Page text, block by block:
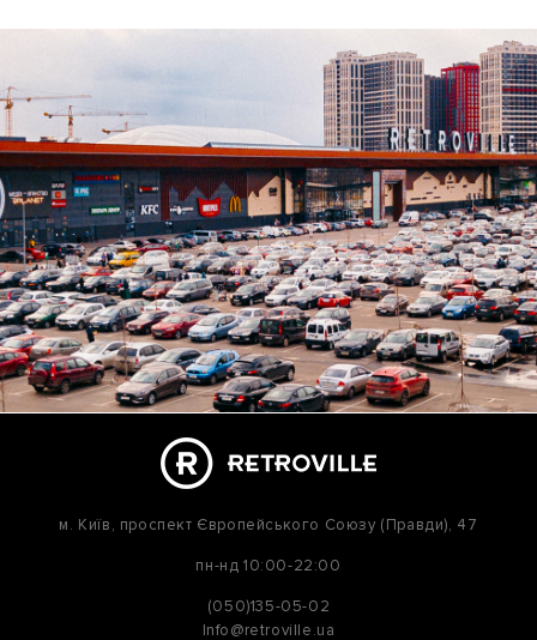
м. Київ, проспект Європейського Союзу (Правди), 47
пн-нд 10:00-22:00
(050)135-05-02
Info@retroville.ua